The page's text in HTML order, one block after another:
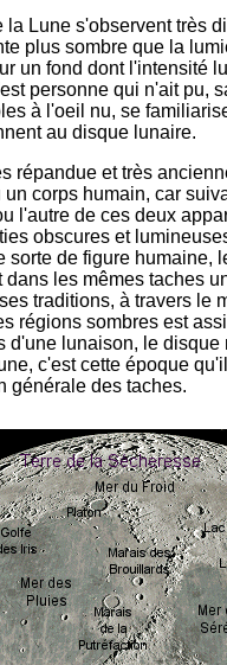
la Lune s'observent très
plus sombre que la
un fond dont l'intensité
personne qui n'ait pu,
à l'oeil nu, se
au disque lunaire.
répandue et très
corps humain, car
l'autre de ces deux
obscures et
sorte de figure humaine,
les mêmes taches
traditions, à travers le
régions sombres est
d'une lunaison, le
c'est cette époque
générale des taches.